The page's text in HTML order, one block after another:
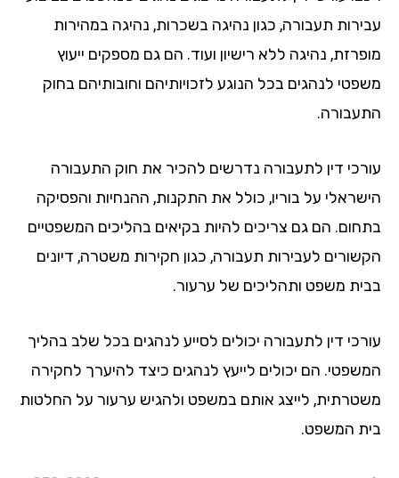
תעבורה, כגון נהיגה בשכרות, נהיגה במהירות
נהיגה ללא רישיון ועוד. הם גם מספקים ייעוץ
לנהגים בכל הנוגע לזכויותיהם וחובותיהם בחוק
דין לתעבורה נדרשים להכיר את חוק התעבורה
על בוריו, כולל את התקנות, ההנחיות והפסיקה
הם גם צריכים להיות בקיאים בהליכים המשפטיים
לעבירות תעבורה, כגון חקירות משטרה, דיונים
משפט ותהליכים של ערעור.
דין לתעבורה יכולים לסייע לנהגים בכל שלב בהליך
הם יכולים לייעץ לנהגים כיצד להיערך לחקירה
לייצג אותם במשפט ולהגיש ערעור על החלטות
המשפט.